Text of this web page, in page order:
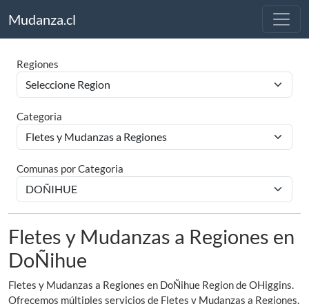
Mudanza.cl
Regiones
Categoria
Comunas por Categoria
Fletes y Mudanzas a Regiones en
DoÑihue
Fletes y Mudanzas a Regiones en DoÑihue Region de OHiggins.
Ofrecemos múltiples servicios de Fletes y Mudanzas a Regiones.